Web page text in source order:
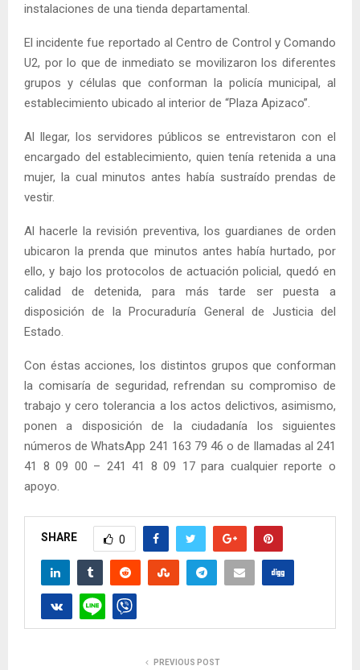
instalaciones de una tienda departamental.
El incidente fue reportado al Centro de Control y Comando
U2, por lo que de inmediato se movilizaron los diferentes
grupos y células que conforman la policía municipal, al
establecimiento ubicado al interior de “Plaza Apizaco”.
Al llegar, los servidores públicos se entrevistaron con el
encargado del establecimiento, quien tenía retenida a una
mujer, la cual minutos antes había sustraído prendas de
vestir.
Al hacerle la revisión preventiva, los guardianes de orden
ubicaron la prenda que minutos antes había hurtado, por
ello, y bajo los protocolos de actuación policial, quedó en
calidad de detenida, para más tarde ser puesta a
disposición de la Procuraduría General de Justicia del
Estado.
Con éstas acciones, los distintos grupos que conforman
la comisaría de seguridad, refrendan su compromiso de
trabajo y cero tolerancia a los actos delictivos, asimismo,
ponen a disposición de la ciudadanía los siguientes
números de WhatsApp 241 163 79 46 o de llamadas al 241
41 8 09 00 – 241 41 8 09 17 para cualquier reporte o
apoyo.
SHARE 0
PREVIOUS POST